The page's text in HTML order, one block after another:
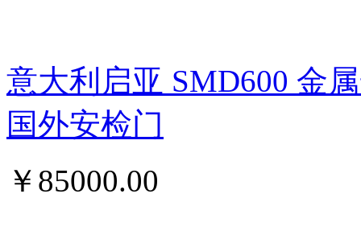
意大利启亚 SMD600 金
国外安检门
￥ 85000.00